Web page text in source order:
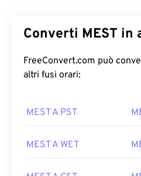
Converti MEST
FreeConvert.com può
altri fusi orari:
MEST A PST
MEST A WET